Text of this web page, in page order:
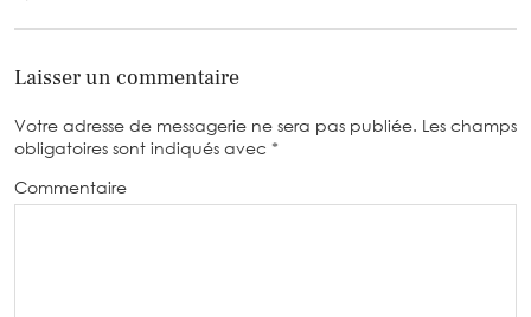
Laisser un commentaire
Votre adresse de messagerie ne sera pas publiée. Les champs
obligatoires sont indiqués avec *
Commentaire